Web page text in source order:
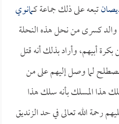
تبعه على ذلك جماعة كـمانوي
والد كسرى من نحل هذه النحلة
أبيهم، وأراد بذلك أنه قتل
لما وصل إليهم على من
هذا المسلك بأنه سلك هذا
رحمة الله تعالى في حد الزنديق